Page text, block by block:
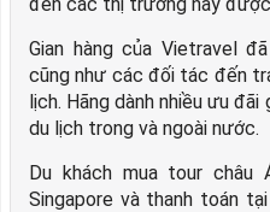
Gian hàng của Vietravel
cũng như các đối tác đến
lịch. Hãng dành nhiều ưu
du lịch trong và ngoài nước.
Du khách mua tour châu
Singapore và thanh toán